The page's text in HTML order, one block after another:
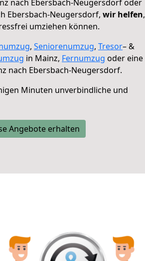
nach Ebersbach-Neugersdorf oder
Ebersbach-Neugersdorf, wir helfen,
umziehen können.
, Seniorenumzug, Tresor– &
in Mainz, Fernumzug oder eine
nach Ebersbach-Neugersdorf.
Minuten unverbindliche und
Angebote erhalten